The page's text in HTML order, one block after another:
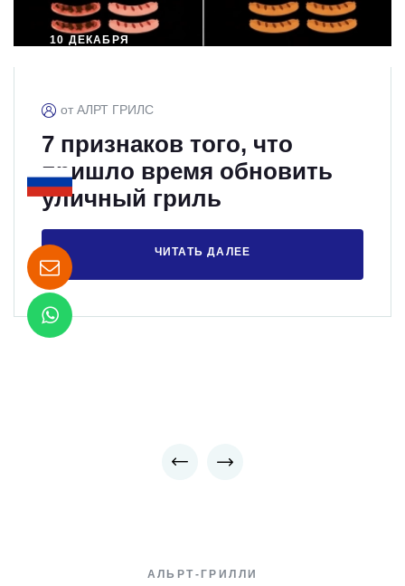
10 ДЕКАБРЯ
от АЛРТ ГРИЛС
7 признаков того, что
пришло время обновить
уличный гриль
ЧИТАТЬ ДАЛЕЕ
АЛЬРТ-ГРИЛЛИ